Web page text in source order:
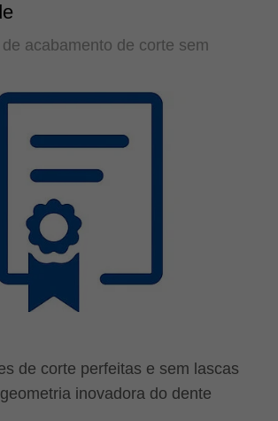
acabamento de corte sem
de corte perfeitas e sem lascas
inovadora do dente